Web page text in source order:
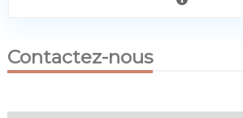
Contactez-nous